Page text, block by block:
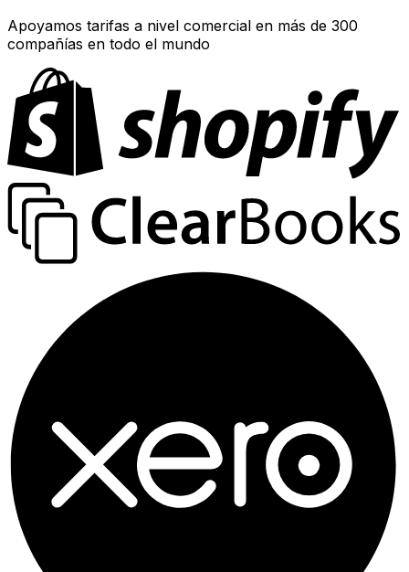
Apoyamos tarifas a nivel comercial en más de 300
compañías en todo el mundo